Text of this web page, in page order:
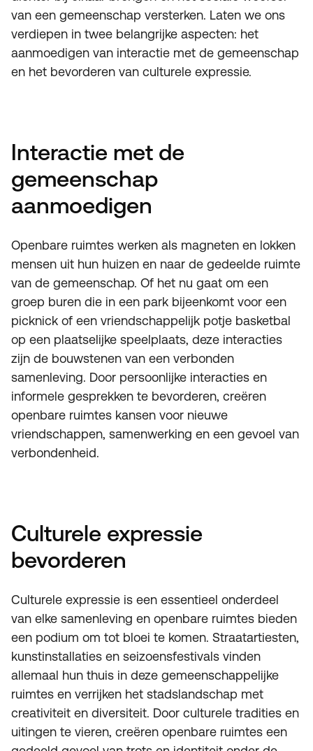
van een gemeenschap versterken. Laten we ons
verdiepen in twee belangrijke aspecten: het
aanmoedigen van interactie met de gemeenschap
en het bevorderen van culturele expressie.
Interactie met de
gemeenschap
aanmoedigen
Openbare ruimtes werken als magneten en lokken
mensen uit hun huizen en naar de gedeelde ruimte
van de gemeenschap. Of het nu gaat om een
groep buren die in een park bijeenkomt voor een
picknick of een vriendschappelijk potje basketbal
op een plaatselijke speelplaats, deze interacties
zijn de bouwstenen van een verbonden
samenleving. Door persoonlijke interacties en
informele gesprekken te bevorderen, creëren
openbare ruimtes kansen voor nieuwe
vriendschappen, samenwerking en een gevoel van
verbondenheid.
Culturele expressie
bevorderen
Culturele expressie is een essentieel onderdeel
van elke samenleving en openbare ruimtes bieden
een podium om tot bloei te komen. Straatartiesten,
kunstinstallaties en seizoensfestivals vinden
allemaal hun thuis in deze gemeenschappelijke
ruimtes en verrijken het stadslandschap met
creativiteit en diversiteit. Door culturele tradities en
uitingen te vieren, creëren openbare ruimtes een